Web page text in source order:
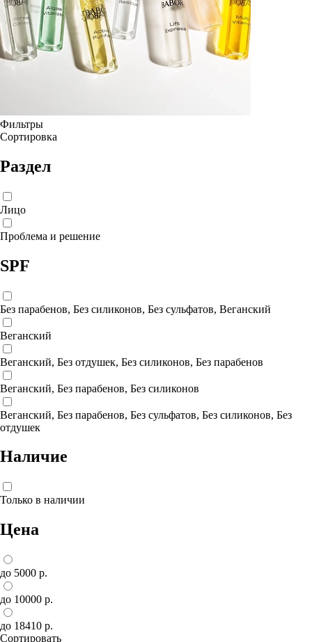
Фильтры
Сортировка
Раздел
Лицо
Проблема и решение
SPF
Без парабенов, Без силиконов, Без сульфатов, Веганский
Веганский
Веганский, Без отдушек, Без силиконов, Без парабенов
Веганский, Без парабенов, Без силиконов
Веганский, Без парабенов, Без сульфатов, Без силиконов, Без
отдушек
Наличие
Только в наличии
Цена
до 5000 р.
до 10000 р.
до 18410 р.
Сортировать